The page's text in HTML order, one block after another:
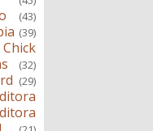
(43)
(39)
Chick
(32)
(29)